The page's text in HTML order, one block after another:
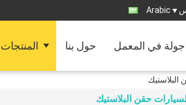
Arabic
المنتجات حول بنا جولة في المعمل
البلاستيك
حقن البلاستيك